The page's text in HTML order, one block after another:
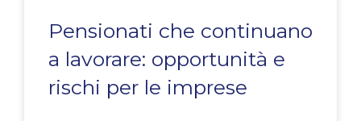
Pensionati che continuano
a lavorare: opportunità e
rischi per le imprese